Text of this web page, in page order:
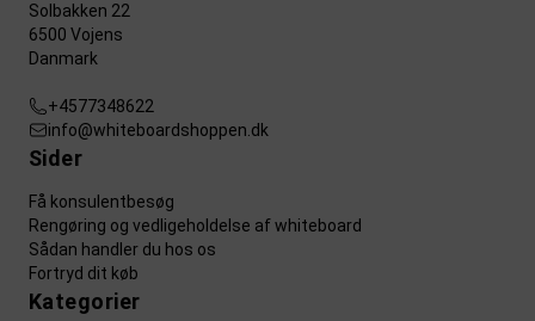
Solbakken 22
6500 Vojens
Danmark
+4577348622
info@whiteboardshoppen.dk
Sider
Få konsulentbesøg
Rengøring og vedligeholdelse af whiteboard
Sådan handler du hos os
Fortryd dit køb
Kategorier